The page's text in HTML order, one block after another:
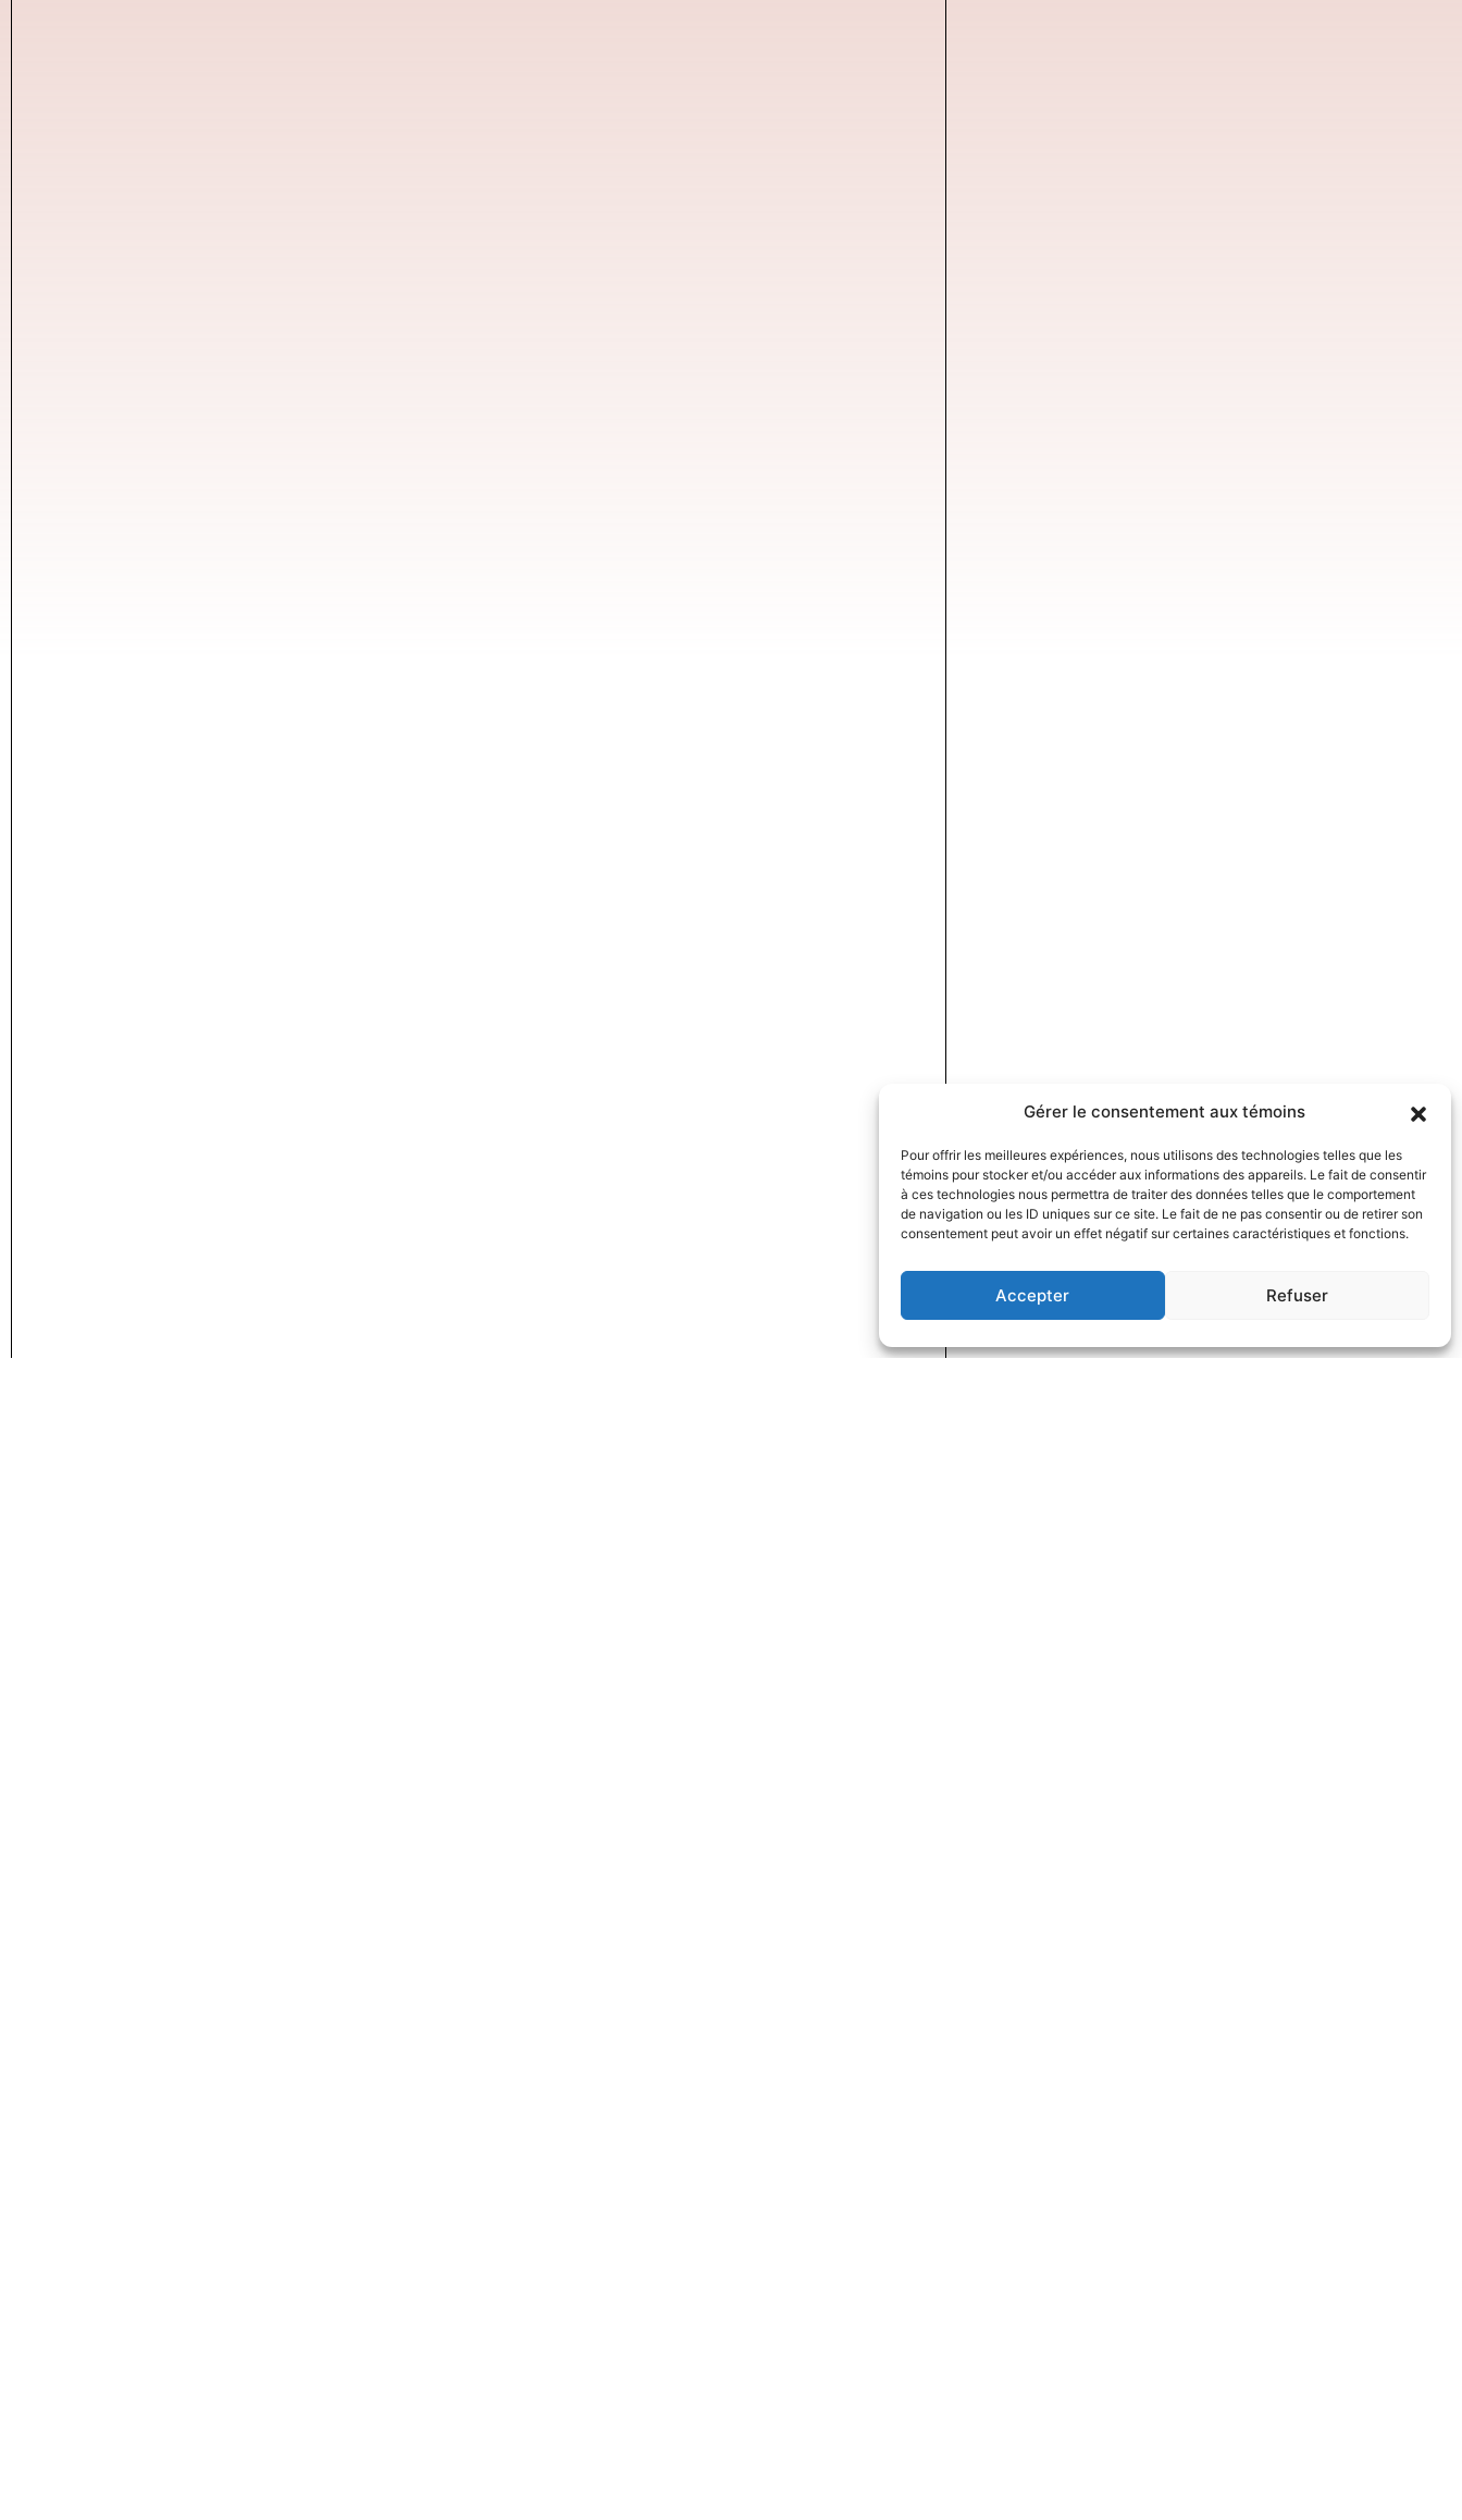
Gérer le consentement aux témoins
Pour offrir les meilleures expériences, nous utilisons des technologies telles que les
témoins pour stocker et/ou accéder aux informations des appareils. Le fait de consentir
à ces technologies nous permettra de traiter des données telles que le comportement
de navigation ou les ID uniques sur ce site. Le fait de ne pas consentir ou de retirer son
consentement peut avoir un effet négatif sur certaines caractéristiques et fonctions.
Accepter Refuser